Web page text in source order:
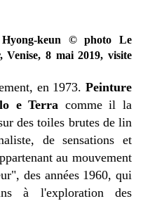
keun © photo Le
8 mai 2019, visite
en 1973. Peinture
e Terra comme il la
des toiles brutes de lin
de sensations et
au mouvement
des années 1960, qui
à l'exploration des